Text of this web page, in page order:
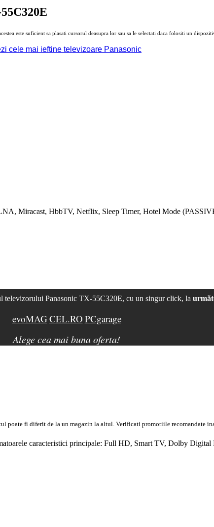
este suficient sa plasati cursorul deasupra lor sau sa le selectati daca folositi un
cele mai ieftine televizoare Panasonic
, Miracast, HbbTV, Netflix, Sleep Timer, Hotel Mode
televizorului Panasonic TX-55C320E, cu un singur click, la
evoMAGCEL.RO PCgarage
Alege cea mai buna oferta!
poate fi diferit de la un magazin la altul. Verificati promotiile recomandate
caracteristici principale: Full HD, Smart TV, Dolby Digital